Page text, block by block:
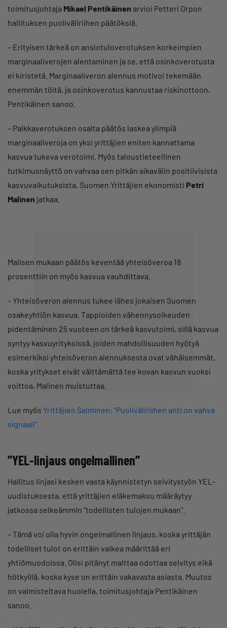
toimitusjohtaja Mikael Pentikäinen arvioi Petteri Orpon
hallituksen puoliväliriihen päätöksiä.
– Erityisen tärkeä on ansiotuloverotuksen korkeimpien
marginaaliverojen alentaminen ja se, että osinkoverotusta
ei kiristetä. Marginaaliveron alennus motivoi tekemään
enemmän töitä, ja osinkoverotus kannustaa riskinottoon,
Pentikäinen sanoo.
– Palkkaverotuksen osalta päätös laskea ylimpiä
marginaaliveroja on yksi yrittäjien eniten kannattama
kasvua tukeva verotoimi. Myös taloustieteellinen
tutkimusnäyttö on vahvaa sen pitkän aikavälin positiivisista
kasvuvaikutuksista, Suomen Yrittäjien ekonomisti Petri
Malinen jatkaa.
Malisen mukaan päätös keventää yhteisöveroa 18
prosenttiin on myös kasvua vauhdittava.
– Yhteisöveron alennus tukee lähes jokaisen Suomen
osakeyhtiön kasvua. Tappioiden vähennysoikeuden
pidentäminen 25 vuoteen on tärkeä kasvutoimi, sillä kasvua
syntyy kasvuyrityksissä, joiden mahdollisuuden hyötyä
esimerkiksi yhteisöveron alennuksesta ovat vähäisemmät,
koska yritykset eivät välttämättä tee kovan kasvun vuoksi
voittoa, Malinen muistuttaa.
Lue myös Yrittäjien Salminen: ”Puoliväliriihen anti on vahva
signaali”
”YEL-linjaus ongelmallinen”
Hallitus linjasi kesken vasta käynnistetyn selvitystyön YEL-
uudistuksesta, että yrittäjien eläkemaksu määräytyy
jatkossa selkeämmin ”todellisten tulojen mukaan”.
– Tämä voi olla hyvin ongelmallinen linjaus, koska yrittäjän
todelliset tulot on erittäin vaikea määrittää eri
yhtiömuodoissa. Olisi pitänyt malttaa odottaa selvitys eikä
hötkyillä, koska kyse on erittäin vakavasta asiasta. Muutos
on valmisteltava huolella, toimitusjohtaja Pentikäinen
sanoo.